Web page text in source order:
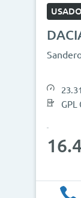
USADO
GPL